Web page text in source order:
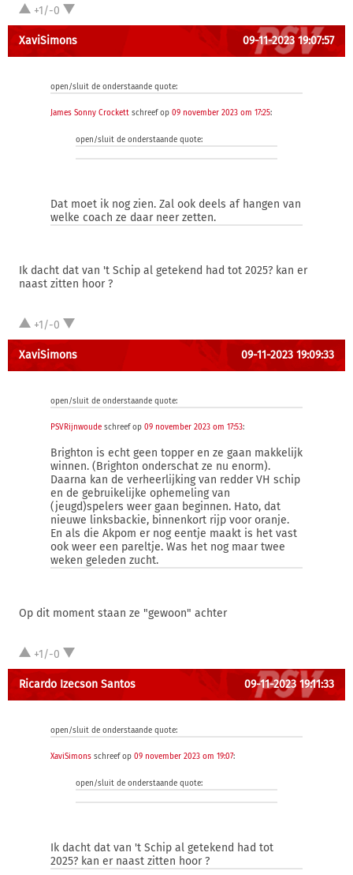
+1/-0
XaviSimons 09-11-2023 19:07:57
open/sluit de onderstaande quote:
James Sonny Crockett schreef op 09 november 2023 om 17:25:
open/sluit de onderstaande quote:
Dat moet ik nog zien. Zal ook deels af hangen van
welke coach ze daar neer zetten.
Ik dacht dat van 't Schip al getekend had tot 2025? kan er
naast zitten hoor ?
+1/-0
XaviSimons 09-11-2023 19:09:33
open/sluit de onderstaande quote:
PSVRijnwoude schreef op 09 november 2023 om 17:53:
Brighton is echt geen topper en ze gaan makkelijk
winnen. (Brighton onderschat ze nu enorm).
Daarna kan de verheerlijking van redder VH schip
en de gebruikelijke ophemeling van
(jeugd)spelers weer gaan beginnen. Hato, dat
nieuwe linksbackie, binnenkort rijp voor oranje.
En als die Akpom er nog eentje maakt is het vast
ook weer een pareltje. Was het nog maar twee
weken geleden zucht.
Op dit moment staan ze "gewoon" achter
+1/-0
Ricardo Izecson Santos 09-11-2023 19:11:33
open/sluit de onderstaande quote:
XaviSimons schreef op 09 november 2023 om 19:07:
open/sluit de onderstaande quote:
Ik dacht dat van 't Schip al getekend had tot
2025? kan er naast zitten hoor ?